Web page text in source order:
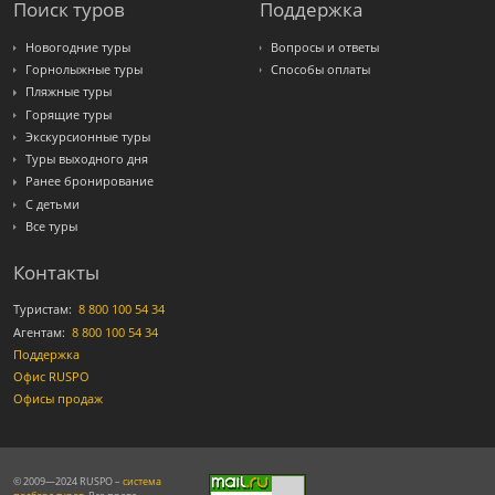
Поиск туров
Новогодние туры
Горнолыжные туры
Пляжные туры
Горящие туры
Экскурсионные туры
Туры выходного дня
Ранее бронирование
С детьми
Все туры
Поддержка
Вопросы и ответы
Способы оплаты
Контакты
Туристам: 8 800 100 54 34
Агентам: 8 800 100 54 34
Поддержка
Офис RUSPO
Офисы продаж
© 2009—2024 RUSPO – система